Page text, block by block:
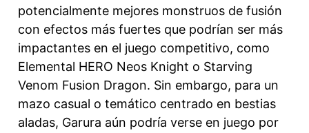
potencialmente mejores monstruos de fusión
con efectos más fuertes que podrían ser más
impactantes en el juego competitivo, como
Elemental HERO Neos Knight o Starving
Venom Fusion Dragon. Sin embargo, para un
mazo casual o temático centrado en bestias
aladas, Garura aún podría verse en juego por